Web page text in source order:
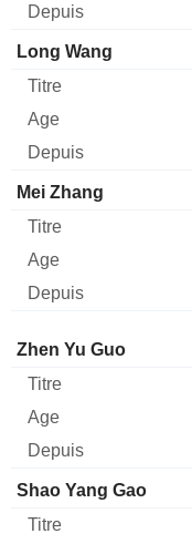
Long Wang
Mei Zhang
Administrateur
Zhen Yu Guo
Shao Yang Gao